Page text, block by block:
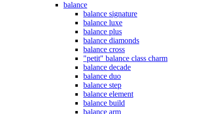
balance
balance signature
balance luxe
balance plus
balance diamonds
balance cross
"petit" balance class charm
balance decade
balance duo
balance step
balance element
balance build
balance arm